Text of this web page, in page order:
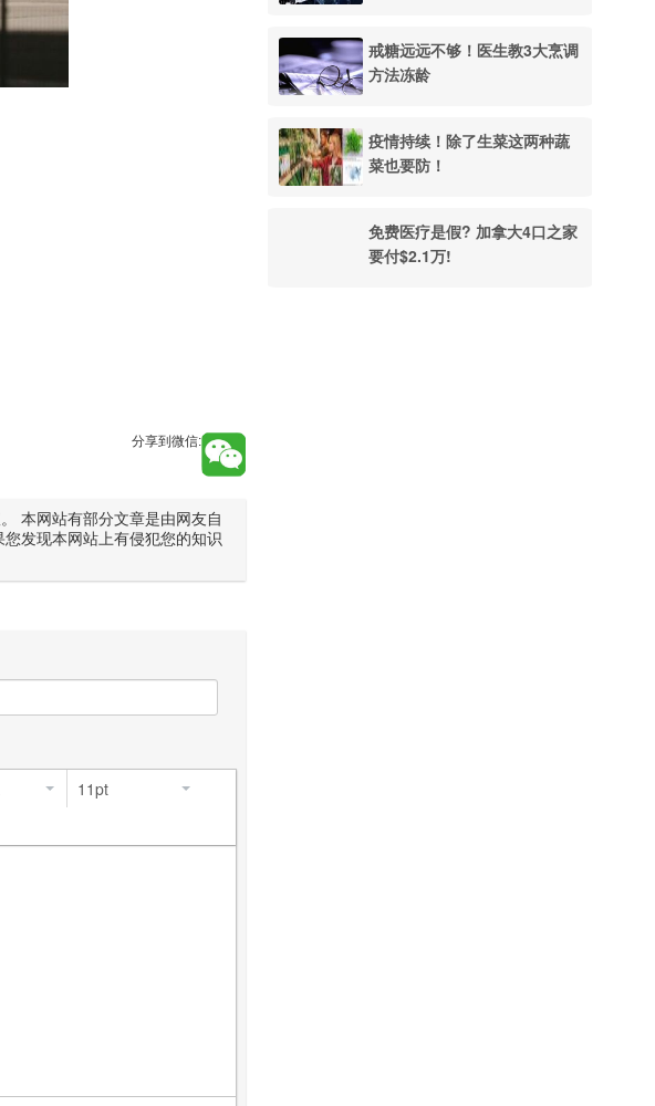
分享到微信:
本网站有部分文章是由网友自
发现本网站上有侵犯您的知识
11pt
戒糖远远不够！医生教3大烹调
方法冻龄
疫情持续！除了生菜这两种蔬
菜也要防！
免费医疗是假? 加拿大4口之家
要付$2.1万!